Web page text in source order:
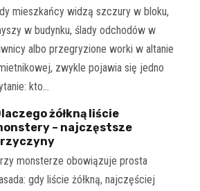
mieszkańcy widzą szczury w bloku,
w budynku, ślady odchodów w
albo przegryzione worki w altanie
zwykle pojawia się jedno
kto…
żółkną liście
– najczęstsze
monsterze obowiązuje prosta
gdy liście żółkną, najczęściej